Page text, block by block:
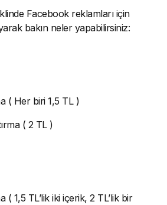
Facebook reklamları için
bakın neler yapabilirsiniz:
( Her biri 1,5 TL )
( 2 TL )
( 1,5 TL’lik iki içerik, 2 TL’lik bir